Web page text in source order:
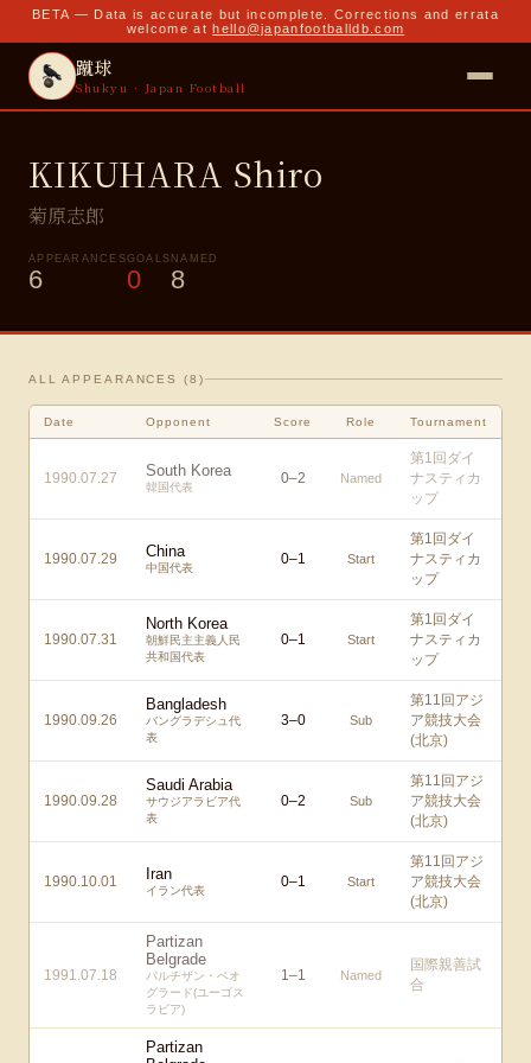
BETA — Data is accurate but incomplete. Corrections and errata
welcome at hello@japanfootballdb.com
蹴球
Shukyu · Japan Football
KIKUHARA Shiro
菊原志郎
APPEARANCES
6
GOALS
0
NAMED
8
ALL APPEARANCES (8 )
Date Opponent Score Role Tournament
1990.07.27 South Korea
韓国代表
0–2 Named
第1回ダイ
ナスティカ
ップ
1990.07.29 China
中国代表
0–1 Start
第1回ダイ
ナスティカ
ップ
1990.07.31
North Korea
朝鮮民主主義人民
共和国代表
0–1 Start
第1回ダイ
ナスティカ
ップ
1990.09.26
Bangladesh
バングラデシュ代
表
3–0 Sub
第11回アジ
ア競技大会
(北京)
1990.09.28
Saudi Arabia
サウジアラビア代
表
0–2 Sub
第11回アジ
ア競技大会
(北京)
1990.10.01 Iran
イラン代表
0–1 Start
第11回アジ
ア競技大会
(北京)
1991.07.18
Partizan
Belgrade
パルチザン・ベオ
グラード(ユーゴス
ラビア)
1–1 Named
国際親善試
合
Partizan